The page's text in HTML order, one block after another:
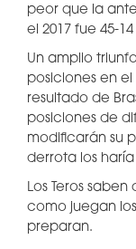
peor que la
el 2017 fue 45-
Un amplio
posiciones en
resultado de
posiciones de
modificarán su
derrota los
Los Teros
como juegan
preparan.